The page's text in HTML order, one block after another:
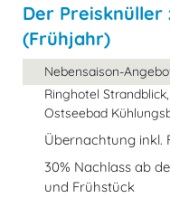
Der
(Frühjahr)
Nebensaison-
Ringhotel Strandblick,
Ostseebad
Übernachtung inkl.
30% Nachlass ab
und Frühstück